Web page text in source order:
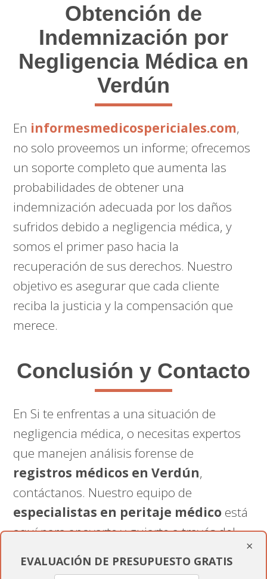
Obtención de
Indemnización por
Negligencia Médica en
Verdún
En informesmedicospericiales.com,
no solo proveemos un informe; ofrecemos
un soporte completo que aumenta las
probabilidades de obtener una
indemnización adecuada por los daños
sufridos debido a negligencia médica, y
somos el primer paso hacia la
recuperación de sus derechos. Nuestro
objetivo es asegurar que cada cliente
reciba la justicia y la compensación que
merece.
Conclusión y Contacto
En Si te enfrentas a una situación de
negligencia médica, o necesitas expertos
que manejen análisis forense de
registros médicos en Verdún,
contáctanos. Nuestro equipo de
especialistas en peritaje médico está
aquí para apoyarte y guiarte a través del
proceso de reclamación y asegurar que
recibas la compensación que mereces.
×
EVALUACIÓN DE PRESUPUESTO GRATIS